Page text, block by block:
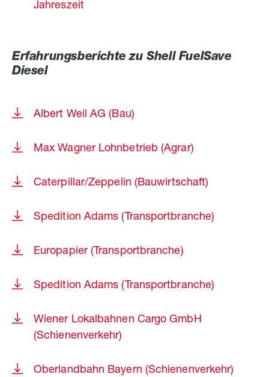
Jahreszeit
Erfahrungsberichte zu Shell FuelSave
Diesel
Albert Weil AG (Bau)
Max Wagner Lohnbetrieb (Agrar)
Caterpillar/Zeppelin (Bauwirtschaft)
Spedition Adams (Transportbranche)
Europapier (Transportbranche)
Spedition Adams (Transportbranche)
Wiener Lokalbahnen Cargo GmbH
(Schienenverkehr)
Oberlandbahn Bayern (Schienenverkehr)